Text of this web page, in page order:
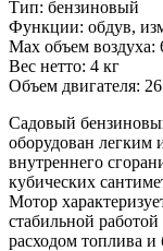
Тип: бензиновый
Функции: обдув,
Max объем воздуха:
Вес нетто: 4 кг
Объем двигателя:
Садовый
оборудован легким
внутреннего
кубических
Мотор
стабильной
расходом топлива